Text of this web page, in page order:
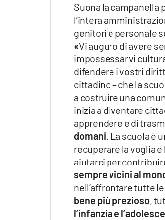
Suona la campanella
l’intera
genitori e personale
«Vi auguro di avere
impossessarvi
difendere i vostri
cittadino – che la
a costruire una
inizia a diventare
apprendere e di
domani . La scuola è
recuperare la voglia e
aiutarci per
sempre vicini al
nell’affrontare tutte
bene più prezioso,
l’infanzia e